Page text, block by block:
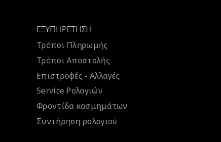
ΕΞΥΠΗΡΈΤΗΣΗ
Τρόποι Πληρωμής
Τρόποι Αποστολής
Επιστροφές - Αλλαγές
Service Ρολογιών
Φροντίδα κοσμημάτων
Συντήρηση ρολογιού